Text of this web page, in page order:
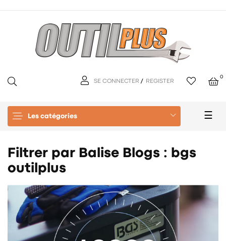
SE CONNECTER / REGISTER
0
Les catégories ☰
Filtrer par Balise Blogs : bgs
outilplus